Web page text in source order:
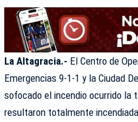
La Altagracia.- El Centro de
Emergencias 9-1-1 y la Ciudad
sofocado el incendio ocurrido la
resultaron totalmente